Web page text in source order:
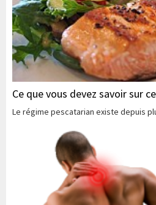
Ce que vous devez savoir sur
Le régime pescatarian existe depuis